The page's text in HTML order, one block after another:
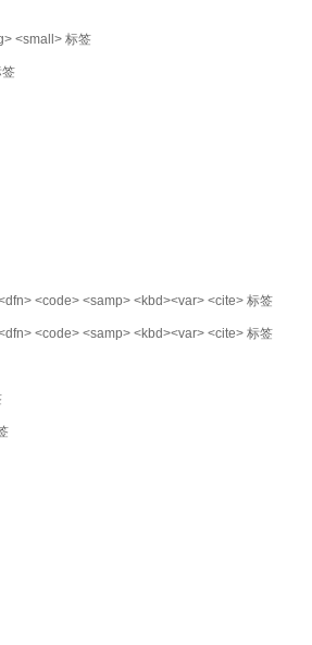
<small> 标签
<code> <samp> <kbd><var> <cite> 标签
<code> <samp> <kbd><var> <cite> 标签